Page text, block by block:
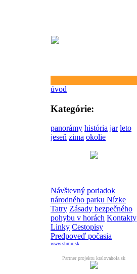
úvod
Kategórie:
panorámy história jar leto
jeseň zima okolie
Návštevný poriadok
národného parku Nízke
Tatry Zásady bezpečného
pohybu v horách Kontakty
Linky Cestopisy
Predpoveď počasia
www.shmu.sk
Partner projektu kralovahola.sk